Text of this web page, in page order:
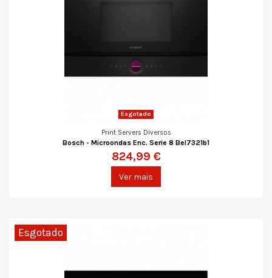
Esgotado
Print Servers Diversos
Bosch - Microondas Enc. Serie 8 Bel7321b1
824,99 €
Ver mais
Esgotado